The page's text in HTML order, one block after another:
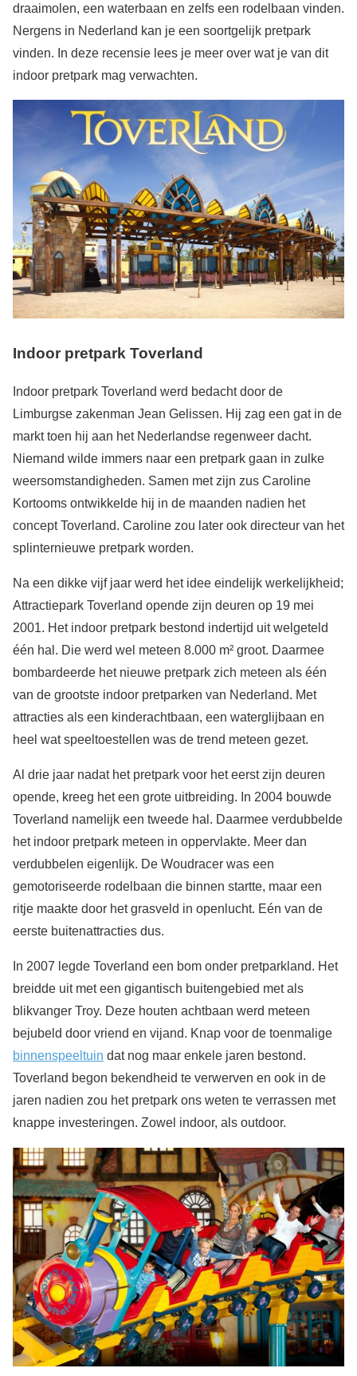
draaimolen, een waterbaan en zelfs een rodelbaan vinden.
Nergens in Nederland kan je een soortgelijk pretpark
vinden. In deze recensie lees je meer over wat je van dit
indoor pretpark mag verwachten.
Indoor pretpark Toverland
Indoor pretpark Toverland werd bedacht door de
Limburgse zakenman Jean Gelissen. Hij zag een gat in de
markt toen hij aan het Nederlandse regenweer dacht.
Niemand wilde immers naar een pretpark gaan in zulke
weersomstandigheden. Samen met zijn zus Caroline
Kortooms ontwikkelde hij in de maanden nadien het
concept Toverland. Caroline zou later ook directeur van het
splinternieuwe pretpark worden.
Na een dikke vijf jaar werd het idee eindelijk werkelijkheid;
Attractiepark Toverland opende zijn deuren op 19 mei
2001. Het indoor pretpark bestond indertijd uit welgeteld
één hal. Die werd wel meteen 8.000 m² groot. Daarmee
bombardeerde het nieuwe pretpark zich meteen als één
van de grootste indoor pretparken van Nederland. Met
attracties als een kinderachtbaan, een waterglijbaan en
heel wat speeltoestellen was de trend meteen gezet.
Al drie jaar nadat het pretpark voor het eerst zijn deuren
opende, kreeg het een grote uitbreiding. In 2004 bouwde
Toverland namelijk een tweede hal. Daarmee verdubbelde
het indoor pretpark meteen in oppervlakte. Meer dan
verdubbelen eigenlijk. De Woudracer was een
gemotoriseerde rodelbaan die binnen startte, maar een
ritje maakte door het grasveld in openlucht. Eén van de
eerste buitenattracties dus.
In 2007 legde Toverland een bom onder pretparkland. Het
breidde uit met een gigantisch buitengebied met als
blikvanger Troy. Deze houten achtbaan werd meteen
bejubeld door vriend en vijand. Knap voor de toenmalige
binnenspeeltuin dat nog maar enkele jaren bestond.
Toverland begon bekendheid te verwerven en ook in de
jaren nadien zou het pretpark ons weten te verrassen met
knappe investeringen. Zowel indoor, als outdoor.